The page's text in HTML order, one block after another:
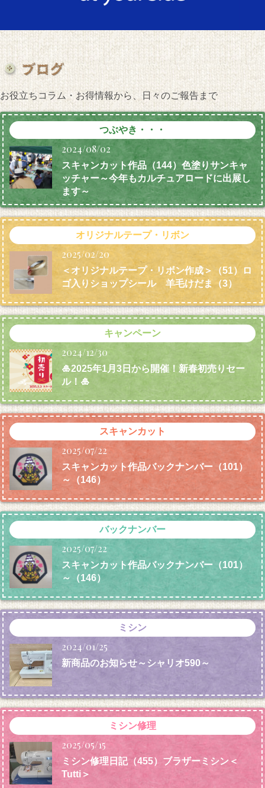
お役立ちコラム・お得情報から、日々のご報告まで
つぶやき・・・
2024/08/02
スキャンカット作品（144）色塗りサンキャ
ッチャー～今年もカルチュアロードに出展し
ます～
オリジナルテープ・リボン
2025/02/20
＜オリジナルテープ・リボン作成＞（51）ロ
ゴ入りショップシール 羊毛けだま （3）
キャンペーン
2024/12/30
🎍2025年1月3日から開催！新春初売りセー
ル！🎍
スキャンカット
2025/07/22
スキャンカット作品バックナンバー（101）
～（146）
バックナンバー
2025/07/22
スキャンカット作品バックナンバー（101）
～（146）
ミシン
2024/01/25
新商品のお知らせ～シャリオ590～
ミシン修理
2025/05/15
ミシン修理日記（455）ブラザーミシン＜
Tutti＞